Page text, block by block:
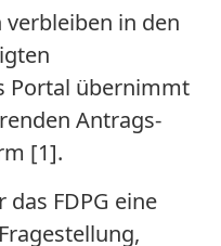
verbleiben in den
Portal übernimmt
Antrags-
[1].
FDPG eine